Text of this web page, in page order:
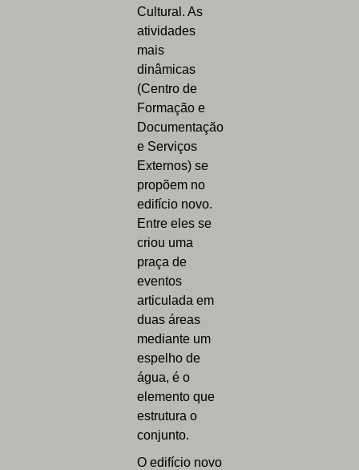
Cultural. As
atividades
mais
dinâmicas
(Centro de
Formação e
Documentação
e Serviços
Externos) se
propõem no
edifício novo.
Entre eles se
criou uma
praça de
eventos
articulada em
duas áreas
mediante um
espelho de
água, é o
elemento que
estrutura o
conjunto.
O edifício novo